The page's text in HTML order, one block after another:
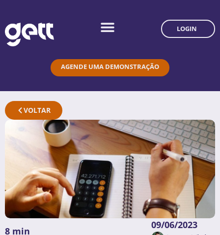
LOGIN
AGENDE UMA DEMONSTRAÇÃO
VOLTAR
8 min
09/06/2023